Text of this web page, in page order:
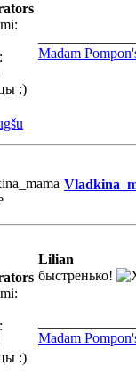
:)
Madam
:)
Lilian
быстренько!
Madam